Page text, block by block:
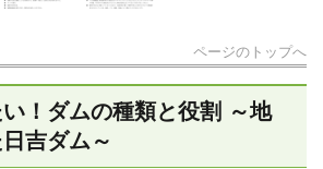
ページのトップへ
！ダムの種類と役割 ～地
吉ダム～